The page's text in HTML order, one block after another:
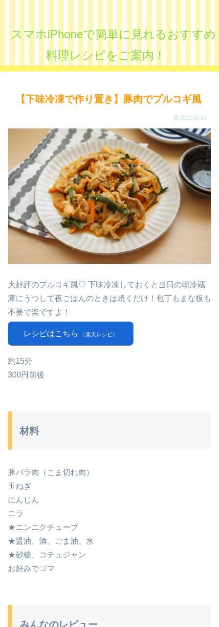
スマホiPhoneで簡単に見れるおすすめ
料理レシピをご案内！
【下味冷凍で作り置き】豚肉でプルコギ風
2022.01.14
大好評のプルコギ風♡ 下味冷凍しておくと当日の朝冷蔵
庫にうつして夜ごはんのときは焼くだけ！包丁もまな板も
不要で楽ですよ！
レシピはこちら （楽天レシピ）
約15分
300円前後
材料
豚バラ肉（こま切れ肉）
玉ねぎ
にんじん
ニラ
★ニンニクチューブ
★醤油、酒、ごま油、水
★砂糖、コチュジャン
お好みでゴマ
みんなのレビュー